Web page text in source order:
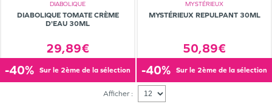
DIABOLIQUE
DIABOLIQUE TOMATE CRÈME
D'EAU 30ML
29,89€
-40% sur le 2ème de la sélection
MYSTÉRIEUX
MYSTÉRIEUX REPULPANT 30ML
50,89€
-40% sur le 2ème de la sélection
Afficher :